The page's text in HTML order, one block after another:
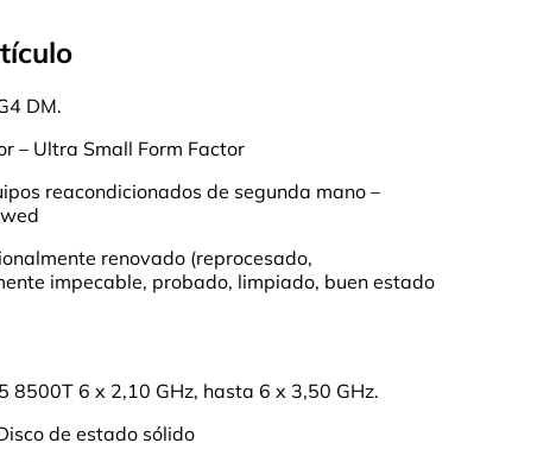
DM.
– Ultra Small Form Factor
reacondicionados de segunda mano –
renovado (reprocesado,
impecable, probado, limpiado, buen estado
8500T 6 x 2,10 GHz, hasta 6 x 3,50 GHz.
de estado sólido